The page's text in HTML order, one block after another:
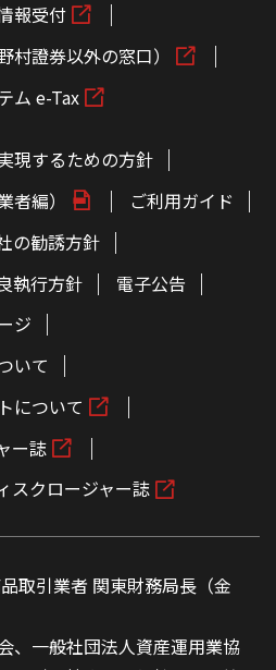
報受付
村證券以外の窓口）
ム e-Tax
現するための方針
編）
ご利用ガイド
の勧誘方針
執行方針
電子公告
ジ
いて
について
ー誌
スクロージャー誌
取引業者 関東財務局長（金
、一般社団法人資産運用業協